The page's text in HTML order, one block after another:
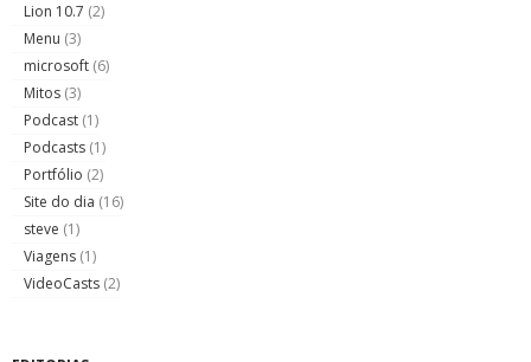
Lion 10.7 (2)
Menu (3)
microsoft (6)
Mitos (3)
Podcast (1)
Podcasts (1)
Portfólio (2)
Site do dia (16)
steve (1)
Viagens (1)
VideoCasts (2)